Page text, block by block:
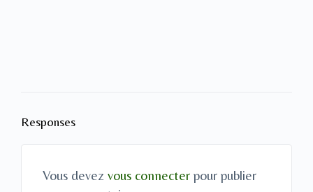
Responses
Vous devez vous connecter pour publier